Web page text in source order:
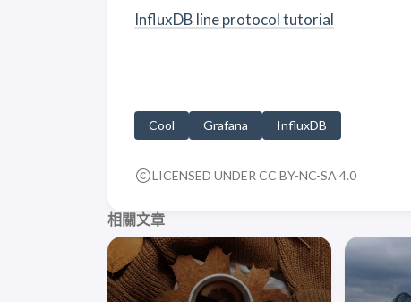
InfluxDB line protocol tutorial
Cool Grafana InfluxDB
LICENSED UNDER CC BY-NC-SA 4.0
相關文章